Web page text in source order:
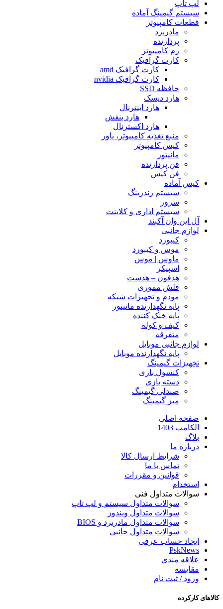
لپ تاپ
سیستم گیمینگ آماده
قطعات کامپیوتر
مادربرد
پردازنده
رم کامپیوتر
کارت گرافیک
کارت گرافیک amd
کارت گرافیک nvidia
حافظه SSD
هارد دیسک
هارد اینترنال
هارد بنفش
هارد اکسترنال
منبع تغذیه کامپیوتر، پاور
کیس کامپیوتر
مانیتور
فن پردازنده
فن کیس
کیس آماده
سیستم رندرینگ
سرور
سیستم‌ اداری و کلاینت
آل این وان آکبند
لوازم جانبی
کیبورد
موس و کیبورد
ماوس | موس
اسپیکر
هدفون – هدست
فلش مموری
مودم و تجهیزات شبکه
پایه نگهدارنده مانیتور
پایه خنک کننده
کیف و کوله
متفرقه
لوازم جانبی موبایل
پایه نگهدارنده موبایل
تجهیزات گیمینگ
کنسول بازی
دسته بازی
صندلی گیمینگ
میز گیمینگ
صفحه اصلی
الکامپ 1403
بلاگ
درباره ما
شرایط ارسال کالا
تماس با ما
قوانین و مقررات
استخدام
سوالات متداول فنی
سوالات متداول سیستم و لپ تاپ
سوالات متداول ویندوز
سوالات متداول مادربرد و BIOS
سوالات متداول جانبی
ایجاد حساب عرفی
PskNews
علاقه مندی
مقایسه
ورود / ثبت نام
کالاهای کارکرده